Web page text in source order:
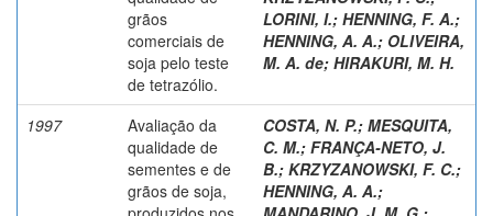
grãos
comerciais de
soja pelo teste
de tetrazólio.
LORINI, I.; HENNING, F. A.;
HENNING, A. A.; OLIVEIRA,
M. A. de; HIRAKURI, M. H.
1997
Avaliação da
qualidade de
sementes e de
grãos de soja,
COSTA, N. P.; MESQUITA,
C. M.; FRANÇA-NETO, J.
B.; KRZYZANOWSKI, F. C.;
HENNING, A. A.;